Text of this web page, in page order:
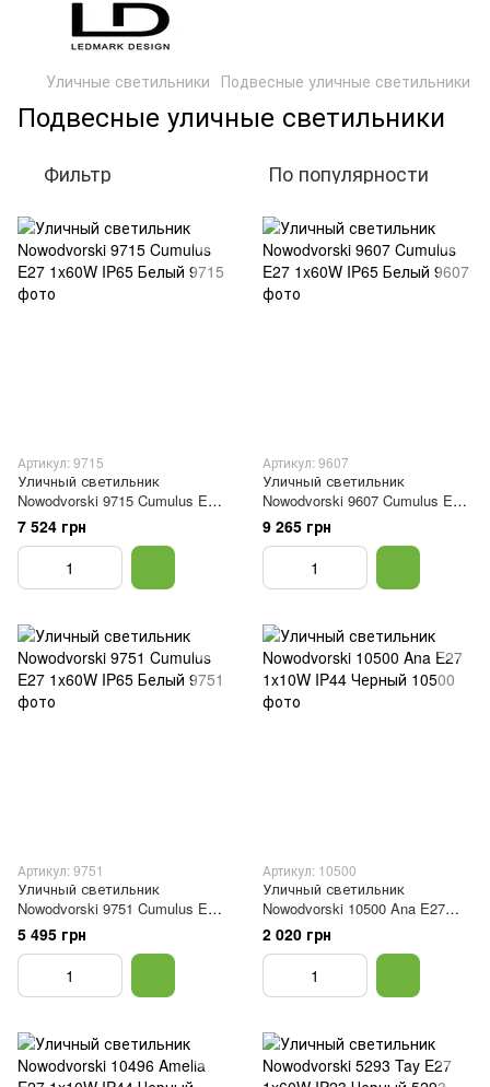
Уличные светильники Подвесные уличные светильники
Подвесные уличные светильники
Фильтр По популярности
Артикул: 9715
Уличный светильник
Nowodvorski 9715 Cumulus E27
1x60W IP65 Белый
7 524 грн
Артикул: 9607
Уличный светильник
Nowodvorski 9607 Cumulus E27
1x60W IP65 Белый
9 265 грн
Артикул: 9751
Уличный светильник
Nowodvorski 9751 Cumulus E27
1x60W IP65 Белый
5 495 грн
Артикул: 10500
Уличный светильник
Nowodvorski 10500 Ana E27
1x10W IP44 Черный
2 020 грн